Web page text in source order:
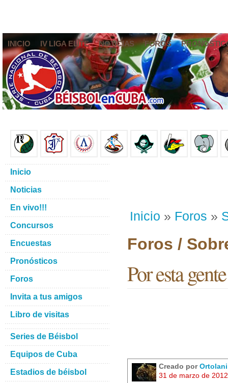
INICIO IV LIGA ELITE NOTICIAS FOROS
Inicio » Foros »
Foros /
Por esta
Creado por
31 de marzo de
Inicio
Noticias
En vivo!!!
Concursos
Encuestas
Pronósticos
Foros
Invita a tus amigos
Libro de visitas
Series de Béisbol
Equipos de Cuba
Estadios de béisbol